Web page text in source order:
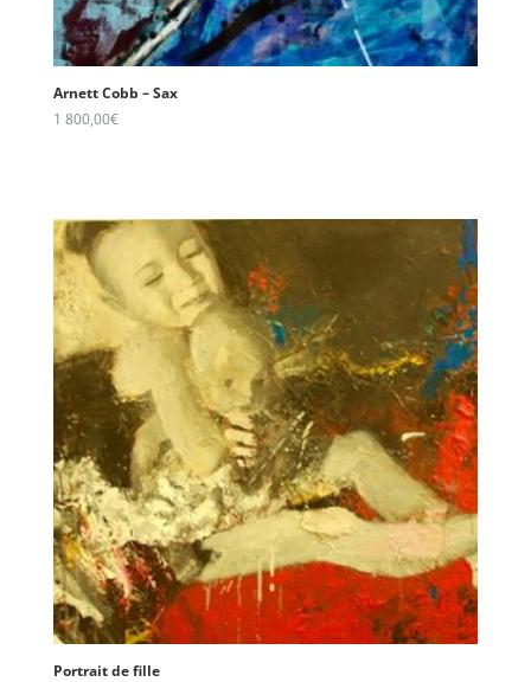
Arnett Cobb – Sax
1 800,00€
Portrait de fille